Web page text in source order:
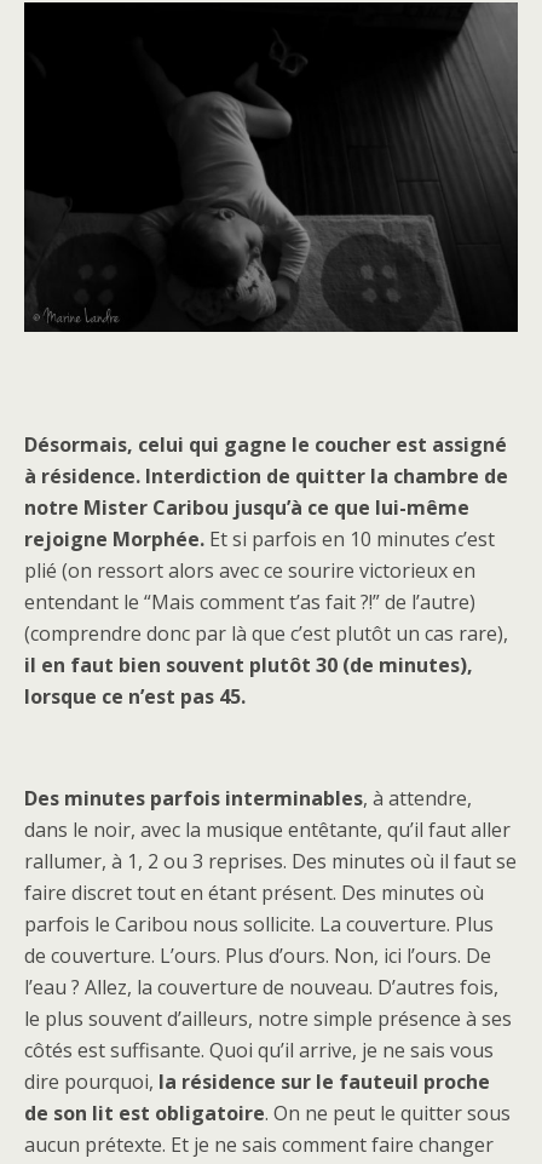
Désormais, celui qui gagne le coucher est assigné
à résidence. Interdiction de quitter la chambre de
notre Mister Caribou jusqu’à ce que lui-même
rejoigne Morphée. Et si parfois en 10 minutes c’est
plié (on ressort alors avec ce sourire victorieux en
entendant le “Mais comment t’as fait ?!” de l’autre)
(comprendre donc par là que c’est plutôt un cas rare),
il en faut bien souvent plutôt 30 (de minutes),
lorsque ce n’est pas 45.
Des minutes parfois interminables, à attendre,
dans le noir, avec la musique entêtante, qu’il faut aller
rallumer, à 1, 2 ou 3 reprises. Des minutes où il faut se
faire discret tout en étant présent. Des minutes où
parfois le Caribou nous sollicite. La couverture. Plus
de couverture. L’ours. Plus d’ours. Non, ici l’ours. De
l’eau ? Allez, la couverture de nouveau. D’autres fois,
le plus souvent d’ailleurs, notre simple présence à ses
côtés est suffisante. Quoi qu’il arrive, je ne sais vous
dire pourquoi, la résidence sur le fauteuil proche
de son lit est obligatoire. On ne peut le quitter sous
aucun prétexte. Et je ne sais comment faire changer